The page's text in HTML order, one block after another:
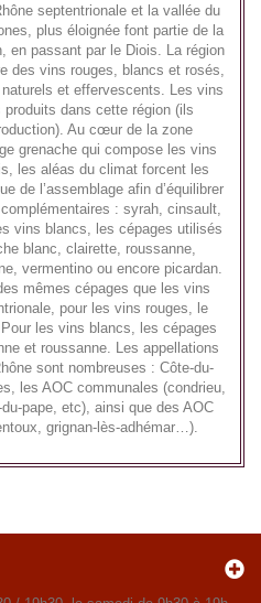
septentrionale et la vallée du
plus éloignée font partie de la
en passant par le Diois. La région
des vins rouges, blancs et rosés,
et effervescents. Les vins
dans cette région (ils
Au cœur de la zone
grenache qui compose les vins
les aléas du climat forcent les
de l’assemblage afin d’équilibrer
: syrah, cinsault,
vins blancs, les cépages utilisés
blanc, clairette, roussanne,
vermentino ou encore picardan.
mêmes cépages que les vins
pour les vins rouges, le
les vins blancs, les cépages
et roussanne. Les appellations
sont nombreuses : Côte-du-
les AOC communales (condrieu,
pape, etc), ainsi que des AOC
grignan-lès-adhémar…).